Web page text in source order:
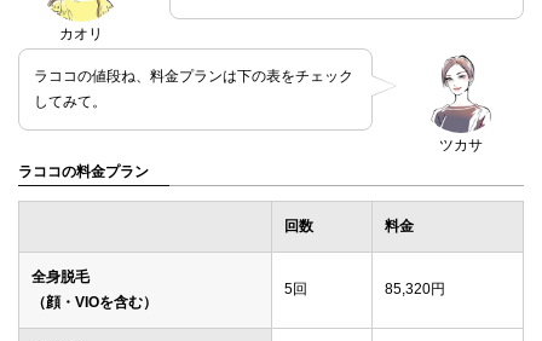
カオリ
ツカサ
ラココの値段ね、料金プランは下の表をチェック
してみて。
ラココの料金プラン
回数 料金
全身脱毛
（顔・VIOを含む）
5回 85,320円